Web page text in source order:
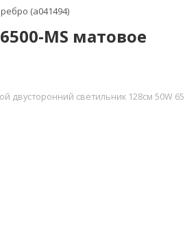
(a041494)
MS матовое
светильник 128см 50W